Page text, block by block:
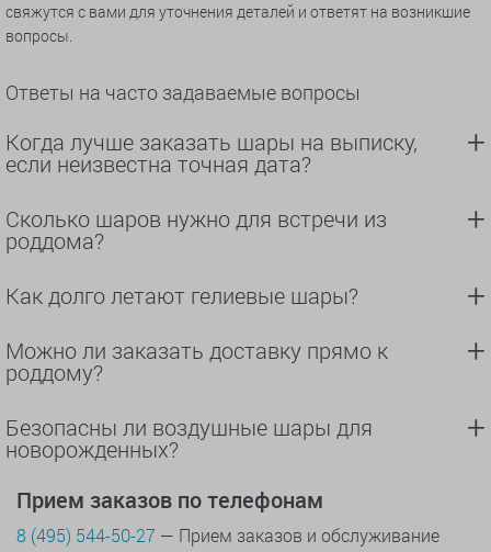
свяжутся с вами для уточнения деталей и ответят на возникшие
вопросы.
Ответы на часто задаваемые вопросы
Когда лучше заказать шары на выписку,
если неизвестна точная дата?
Сколько шаров нужно для встречи из
роддома?
Как долго летают гелиевые шары?
Можно ли заказать доставку прямо к
роддому?
Безопасны ли воздушные шары для
новорожденных?
Прием заказов по телефонам
8 (495) 544-50-27 — Прием заказов и обслуживание